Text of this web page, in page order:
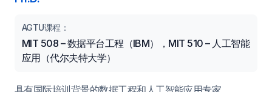
AGTU课程：
MIT 508 – 数据平台工程（IBM），MIT 510 – 人工智能
应用（代尔夫特大学）